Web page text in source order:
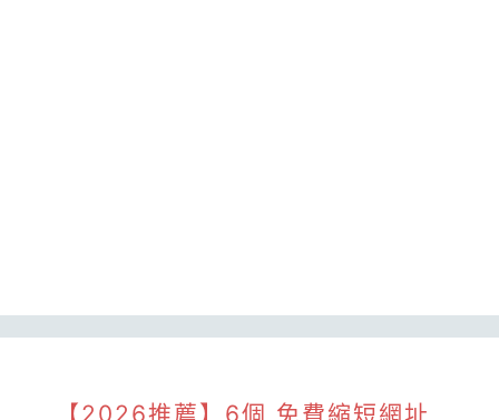
【2026推薦】6個 免費縮短網址